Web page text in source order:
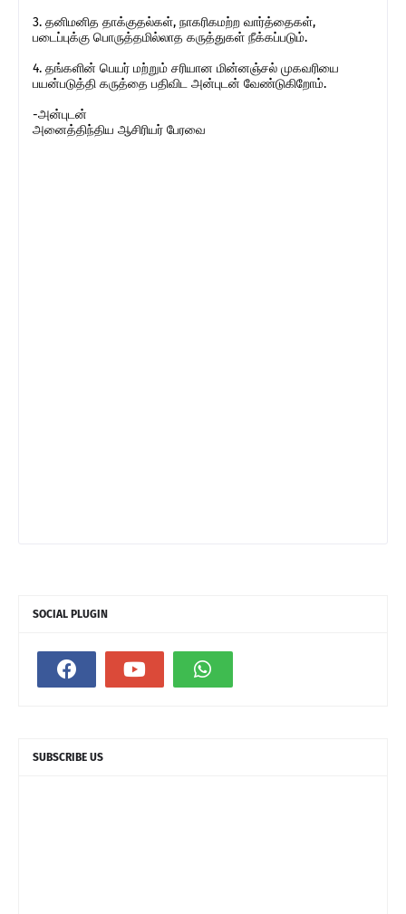
3. தனிமனித தாக்குதல்கள், நாகரிகமற்ற வார்த்தைகள்,
படைப்புக்கு பொருத்தமில்லாத கருத்துகள் நீக்கப்படும்.
4. தங்களின் பெயர் மற்றும் சரியான மின்னஞ்சல் முகவரியை
பயன்படுத்தி கருத்தை பதிவிட அன்புடன் வேண்டுகிறோம்.
-அன்புடன்
அனைத்திந்திய ஆசிரியர் பேரவை
SOCIAL PLUGIN
SUBSCRIBE US